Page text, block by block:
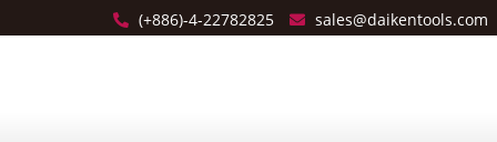
(+886)-4-22782825 sales@daikentools.com